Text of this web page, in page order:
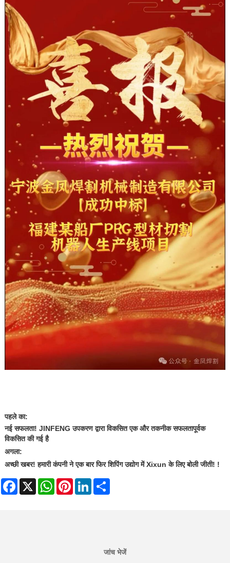
पहले का:
नई सफलता! JINFENG उपकरण द्वारा विकसित एक और तकनीक सफलतापूर्वक
विकसित की गई है
अगला:
अच्छी खबर! हमारी कंपनी ने एक बार फिर शिपिंग उद्योग में Xixun के लिए बोली जीती! !
Facebook
X WhatsAppPinterestLinkedIn
जांच भेजें